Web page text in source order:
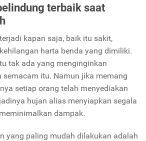
terbaik saat
kapan saja, baik itu sakit,
harta benda yang dimiliki.
tak ada yang menginginkan
semacam itu. Namun jika memang
setiap orang telah menyediakan
hujan alias menyiapkan segala
dampak.
yang paling mudah dilakukan adalah